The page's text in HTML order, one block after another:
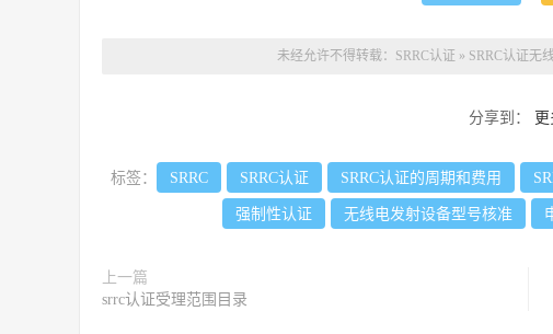
未经允许不得转载： SRRC认证 » SRRC认证无
分享到： 更
标签： SRRC SRRC认证 SRRC认证的周期和费用
强制性认证 无线电发射设备型号核准
上一篇
srrc认证受理范围目录